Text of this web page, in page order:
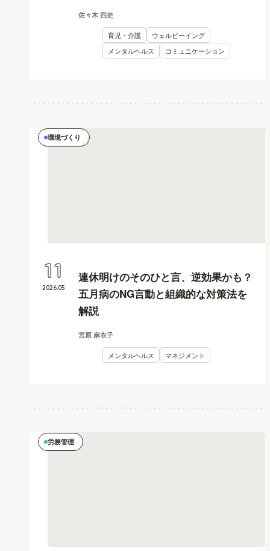
佐々木 四史
育児・介護
ウェルビーイング
メンタルヘルス
コミュニケーション
環境づくり
連休明けのそのひと言、逆効果かも？
五月病のNG言動と組織的な対策法を
解説
宮原 麻衣子
メンタルヘルス マネジメント
2026.05
11
労務管理